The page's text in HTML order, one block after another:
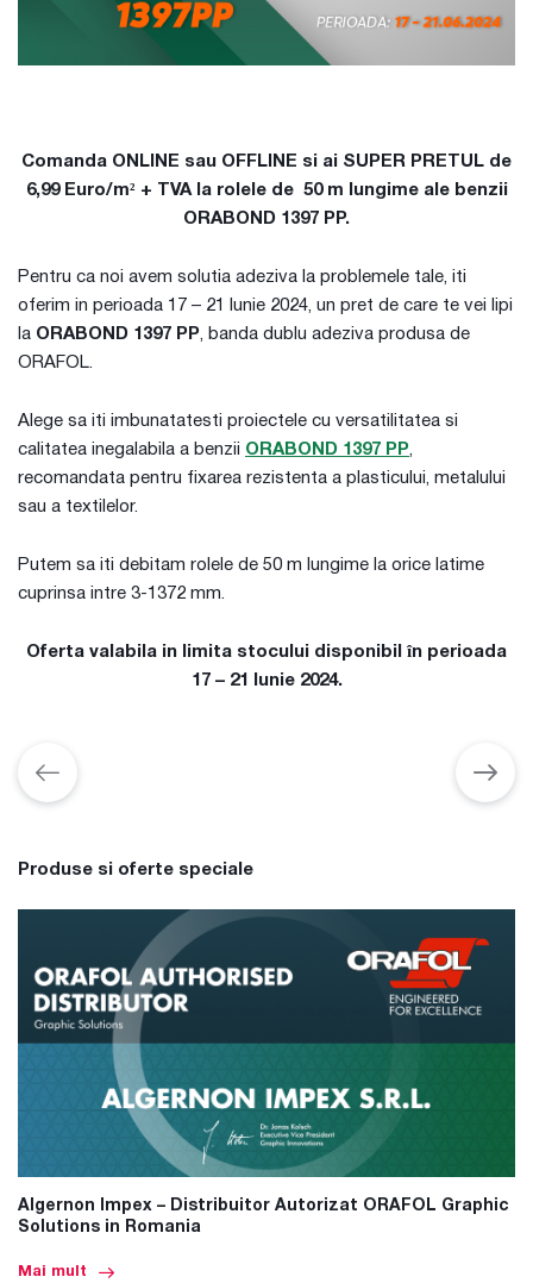
Comanda ONLINE sau OFFLINE si ai SUPER PRETUL de
6,99 Euro/m² + TVA la rolele de 50 m lungime ale benzii
ORABOND 1397 PP.
Pentru ca noi avem solutia adeziva la problemele tale, iti
oferim in perioada 17 – 21 Iunie 2024, un pret de care te vei lipi
la ORABOND 1397 PP, banda dublu adeziva produsa de
ORAFOL.
Alege sa iti imbunatatesti proiectele cu versatilitatea si
calitatea inegalabila a benzii ORABOND 1397 PP,
recomandata pentru fixarea rezistenta a plasticului, metalului
sau a textilelor.
Putem sa iti debitam rolele de 50 m lungime la orice latime
cuprinsa intre 3-1372 mm.
Oferta valabila in limita stocului disponibil în perioada
17 – 21 Iunie 2024.
Produse si oferte speciale
Algernon Impex – Distribuitor Autorizat ORAFOL Graphic
Solutions in Romania
Mai mult